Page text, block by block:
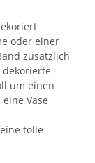
oder einer
zusätzlich
um einen
Vase
tolle